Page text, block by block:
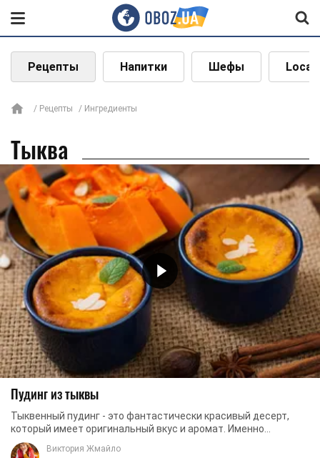
Рецепты Напитки Шефы Local
Рецепты Ингредиенты
Тыква
Пудинг из тыквы
Тыквенный пудинг - это фантастически красивый десерт,
который имеет оригинальный вкус и аромат. Именно
благодаря главному компоненту десерт ...
Виктория Жмайло